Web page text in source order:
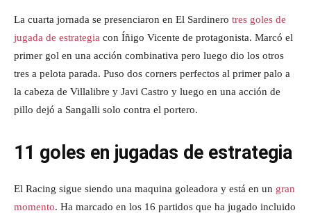
La cuarta jornada se presenciaron en El Sardinero tres goles de
jugada de estrategia con Íñigo Vicente de protagonista. Marcó el
primer gol en una acción combinativa pero luego dio los otros
tres a pelota parada. Puso dos corners perfectos al primer palo a
la cabeza de Villalibre y Javi Castro y luego en una acción de
pillo dejó a Sangalli solo contra el portero.
11 goles en jugadas de estrategia
El Racing sigue siendo una maquina goleadora y está en un gran
momento. Ha marcado en los 16 partidos que ha jugado incluido